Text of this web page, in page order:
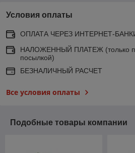
Условия оплаты
ОПЛАТА ЧЕРЕЗ ИНТЕРНЕТ-
НАЛОЖЕННЫЙ ПЛАТЕЖ (только
посылкой)
БЕЗНАЛИЧНЫЙ РАСЧЕТ
Все условия оплаты
Подобные товары компании